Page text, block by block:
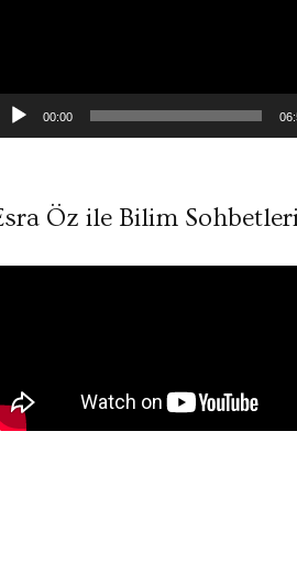
00:00
Öz ile Bilim